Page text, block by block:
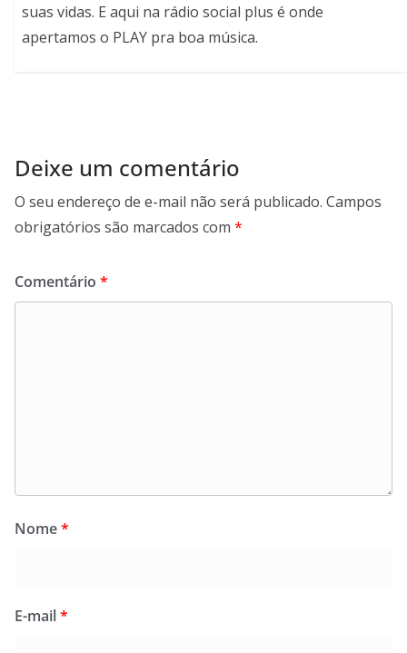
suas vidas. E aqui na rádio social plus é onde
apertamos o PLAY pra boa música.
Deixe um comentário
O seu endereço de e-mail não será publicado. Campos
obrigatórios são marcados com *
Comentário *
Nome*
E-mail*